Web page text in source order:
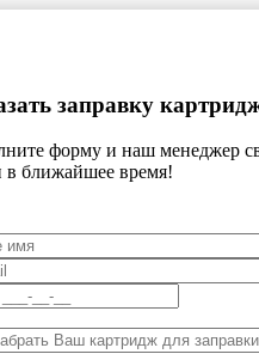
заправку
форму и наш менеджер
ближайшее время!